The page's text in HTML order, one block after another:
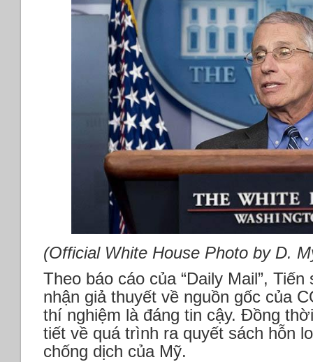
(Official White House Photo by D.
Theo báo cáo của “Daily Mail”,
nhận giả thuyết về nguồn gốc của
thí nghiệm là đáng tin cậy. Đồng
tiết về quá trình ra quyết sách hỗn
chống dịch của Mỹ.